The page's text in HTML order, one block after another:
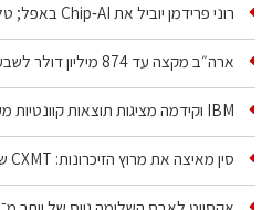
רוני פרידמן יוביל את Chip‑AI באפל; טל ענבר ינהל את…
ארה״ב מקצה עד 874 מיליון דולר לשבע טכנולוגיות שבבים…
IBM וקידמה מציגות תוצאות קוונטיות מעבר ליכולת…
סין מאיצה את מרוץ הזיכרונות: CXMT שוקלת להקים מפעל…